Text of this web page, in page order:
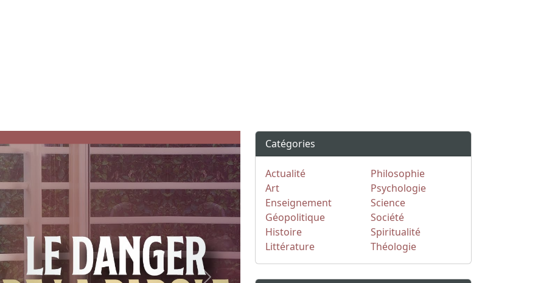
Catégories
Actualité
Art
Enseignement
Géopolitique
Histoire
Littérature
Philosophie
Psychologie
Science
Société
Spiritualité
Théologie